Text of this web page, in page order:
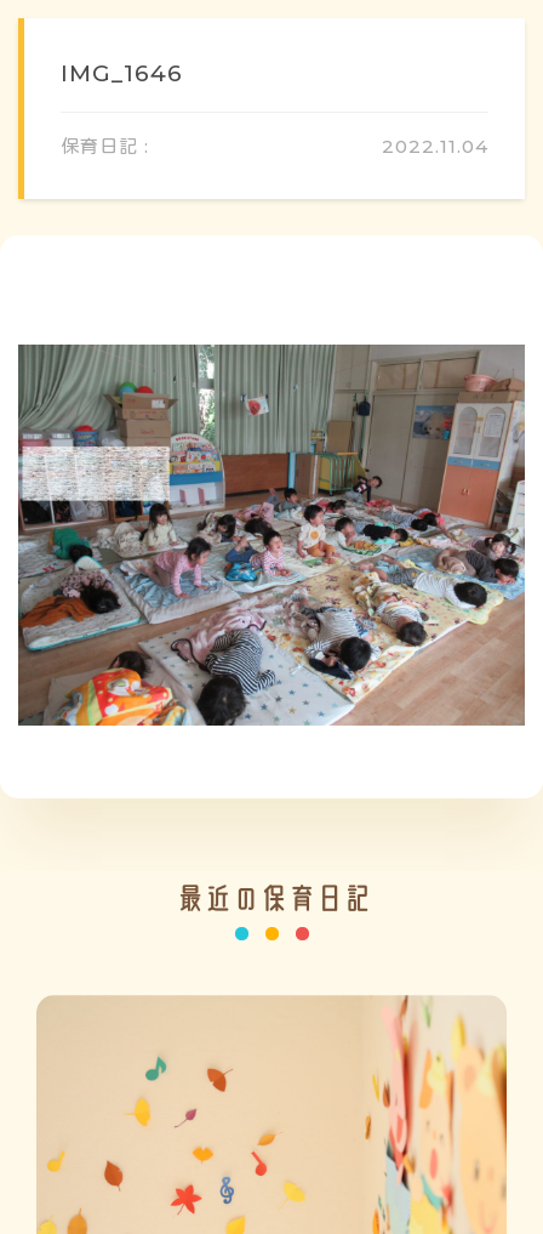
IMG_1646
保育日記 : 2022.11.04
最近の保育日記
方針・カリキュラム
1日のスケジュール
年間行事
施設の紹介
情報公開